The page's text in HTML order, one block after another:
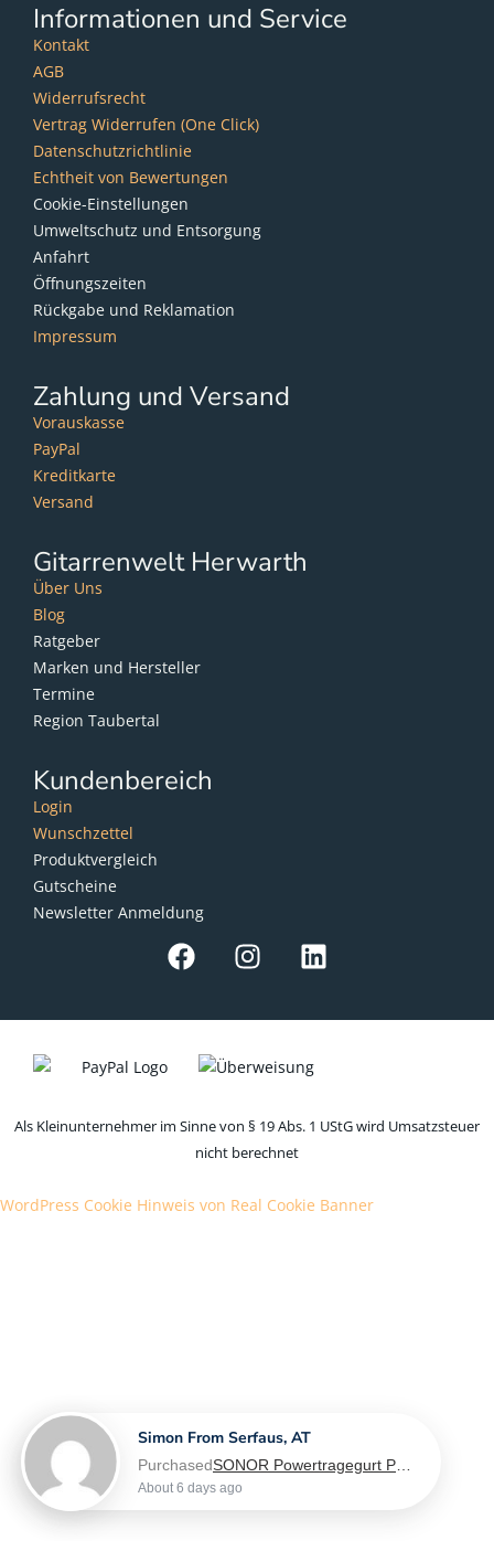
Informationen und Service
Kontakt
AGB
Widerrufsrecht
Vertrag Widerrufen (One Click)
Datenschutzrichtlinie
Echtheit von Bewertungen
Cookie-Einstellungen
Umweltschutz und Entsorgung
Anfahrt
Öffnungszeiten
Rückgabe und Reklamation
Impressum
Zahlung und Versand
Vorauskasse
PayPal
Kreditkarte
Versand
Gitarrenwelt Herwarth
Über Uns
Blog
Ratgeber
Marken und Hersteller
Termine
Region Taubertal
Kundenbereich
Login
Wunschzettel
Produktvergleich
Gutscheine
Newsletter Anmeldung
Als Kleinunternehmer im Sinne von § 19 Abs. 1 UStG wird Umsatzsteuer
nicht berechnet
Simon From Serfaus, AT
Purchased
About 6 days ago
WordPress Cookie Hinweis von Real Cookie Banner